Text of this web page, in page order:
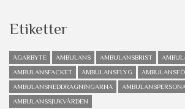
Etiketter
ÄGARBYTE AMBULANS AMBULANSBRIST
AMBULANSFACKET
AMBULANSFLYG
AMBULANSNEDDRAGNINGARNA
AMBULANSSJUKVÅRDEN